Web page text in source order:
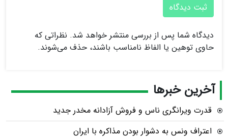
ثبت دیدگاه
دیدگاه شما پس از بررسی منتشر خواهد شد. نظراتی که
حاوی توهین یا الفاظ نامناسب باشند، حذف می‌شوند.
آخرین خبرها
قدرت ویرانگری ناس و فروش آزادانه مخدر جدید
اعتراف ونس به دشوار بودن مذاکره با ایران